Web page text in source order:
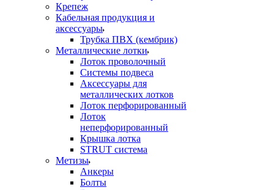
Крепеж
Кабельная продукция и
аксессуары
Трубка ПВХ (кембрик)
Металлические лотки
Лоток проволочный
Системы подвеса
Аксессуары для
металлических лотков
Лоток перфорированный
Лоток
неперфорированный
Крышка лотка
STRUT система
Метизы
Анкеры
Болты